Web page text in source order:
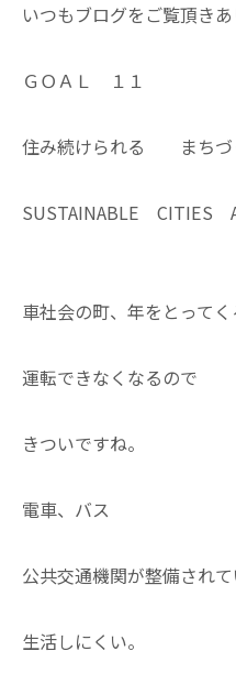
いつもブログをご覧頂きあ
ＧＯＡＬ １１
住み続けられる まちづ
SUSTAINABLE CITIES
車社会の町、年をとってく
運転できなくなるので
きついですね。
電車、バス
公共交通機関が整備され
生活しにくい。